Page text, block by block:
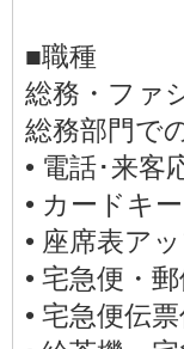
■職種
総務・ファ
総務部門で
• 電話･来客
• カードキ
• 座席表ア
• 宅急便・
• 宅急便伝